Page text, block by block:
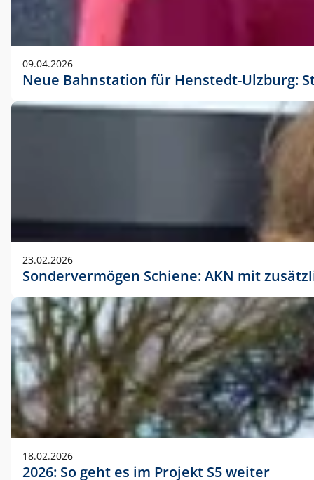
09.04.2026
Neue Bahnstation für Henstedt-Ulzburg:
23.02.2026
Sondervermögen Schiene: AKN mit
18.02.2026
2026: So geht es im Projekt S5 weiter